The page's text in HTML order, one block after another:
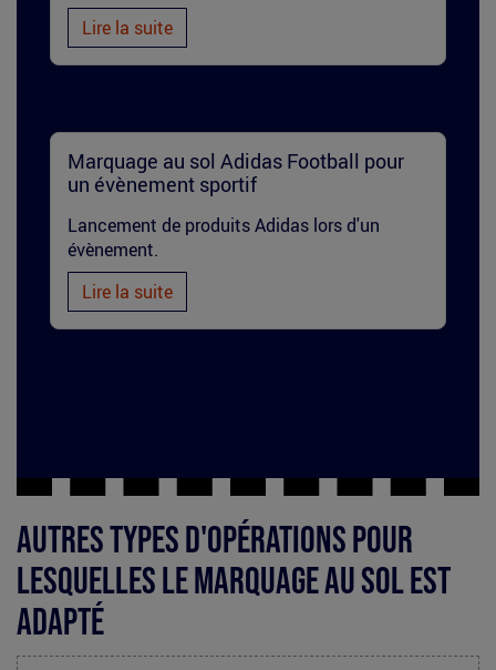
Lire la suite
clean-
tag-
carre-
urbain-
adidas-
sport.jpg
Marquage au sol Adidas Football pour
un évènement sportif
Lancement de produits Adidas lors d'un
évènement.
Lire la suite
Autres types d'opérations pour
lesquelles le marquage au sol est
adapté